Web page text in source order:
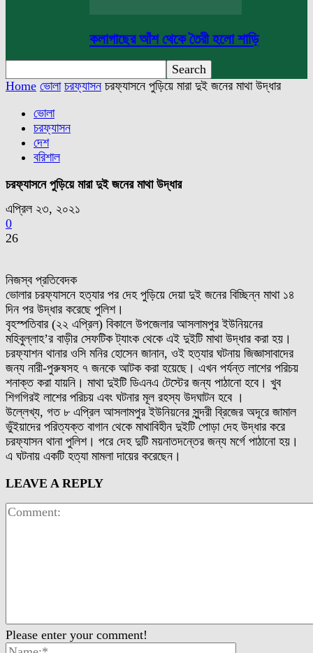
কলাগাছের আঁশ থেকে তৈরী হলো শাড়ি
Home ভোলা চরফ্যাসন চরফ্যাসনে পুড়িয়ে মারা দুই জনের মাথা উদ্ধার
ভোলা
চরফ্যাসন
দেশ
বরিশাল
চরফ্যাসনে পুড়িয়ে মারা দুই জনের মাথা উদ্ধার
এপ্রিল ২৩, ২০২১
0
26
নিজস্ব প্রতিবেদক
ভোলার চরফ্যাসনে হত্যার পর দেহ পুড়িয়ে দেয়া দুই জনের বিচ্ছিন্ন মাথা ১৪
দিন পর উদ্ধার করেছে পুলিশ।
বৃহস্পতিবার (২২ এপ্রিল) বিকালে উপজেলার আসলামপুর ইউনিয়নের
মহিবুল্লাহ’র বাড়ীর সেফটিক ট্যাংক থেকে এই দুইটি মাথা উদ্ধার করা হয়।
চরফ্যাশন থানার ওসি মনির হোসেন জানান, ওই হত্যার ঘটনায় জিজ্ঞাসাবাদের
জন্য নারী-পুরুষসহ ৭ জনকে আটক করা হয়েছে। এখন পর্যন্ত লাশের পরিচয়
শনাক্ত করা যায়নি। মাথা দুইটি ডিএনএ টেস্টের জন্য পাঠানো হবে। খুব
শিগগিরই লাশের পরিচয় এবং ঘটনার মূল রহস্য উদঘাটন হবে ।
উল্লেখ্য, গত ৮ এপ্রিল আসলামপুর ইউনিয়নের সুন্দরী ব্রিজের অদূরে জামাল
ভুঁইয়াদের পরিত্যক্ত বাগান থেকে মাথাবিহীন দুইটি পোড়া দেহ উদ্ধার করে
চরফ্যাসন থানা পুলিশ। পরে দেহ দুটি ময়নাতদন্তের জন্য মর্গে পাঠানো হয়।
এ ঘটনায় একটি হত্যা মামলা দায়ের করেছেন।
LEAVE A REPLY
Please enter your comment!